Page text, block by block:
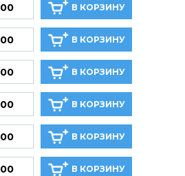
В КОРЗИНУ
В КОРЗИНУ
В КОРЗИНУ
В КОРЗИНУ
В КОРЗИНУ
В КОРЗИНУ